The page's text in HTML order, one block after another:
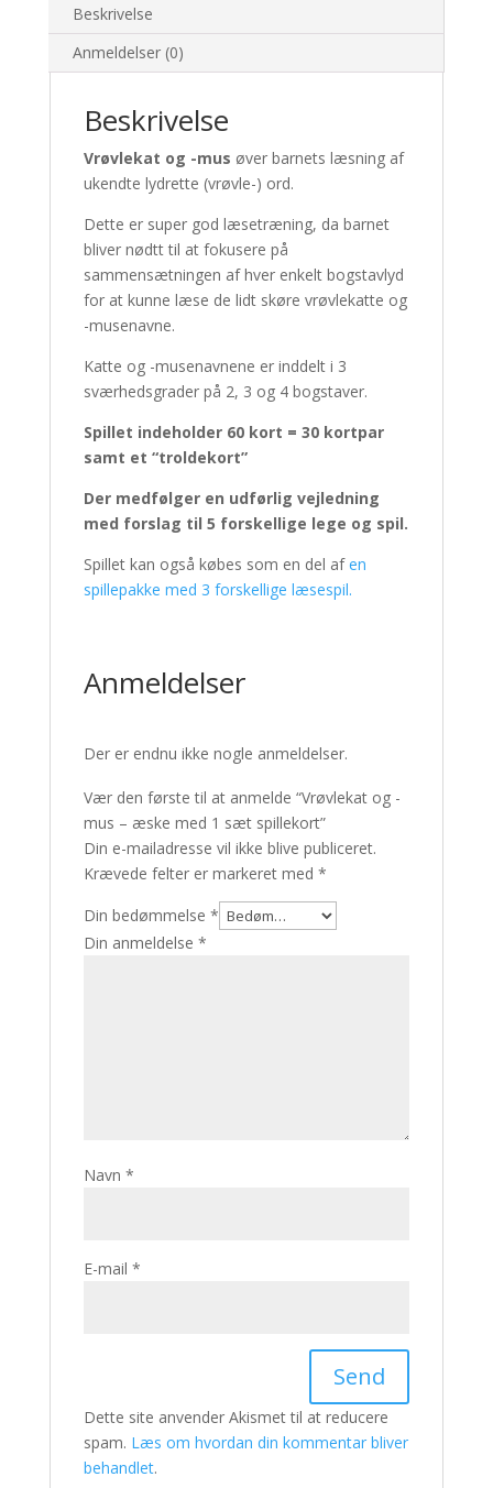
Beskrivelse
Anmeldelser (0)
Beskrivelse
Vrøvlekat og -mus øver barnets læsning af
ukendte lydrette (vrøvle-) ord.
Dette er super god læsetræning, da barnet
bliver nødtt til at fokusere på
sammensætningen af hver enkelt bogstavlyd
for at kunne læse de lidt skøre vrøvlekatte og
-musenavne.
Katte og -musenavnene er inddelt i 3
sværhedsgrader på 2, 3 og 4 bogstaver.
Spillet indeholder 60 kort = 30 kortpar
samt et “troldekort”
Der medfølger en udførlig vejledning
med forslag til 5 forskellige lege og spil.
Spillet kan også købes som en del afen
spillepakke med 3 forskellige læsespil.
Anmeldelser
Der er endnu ikke nogle anmeldelser.
Vær den første til at anmelde “Vrøvlekat og -
mus – æske med 1 sæt spillekort”
Din e-mailadresse vil ikke blive publiceret.
Krævede felter er markeret med *
Din bedømmelse *
Din anmeldelse *
Navn *
E-mail *
Dette site anvender Akismet til at reducere
spam. Læs om hvordan din kommentar bliver
behandlet.